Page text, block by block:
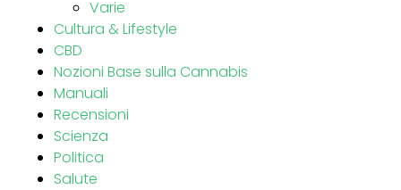
Varie
Cultura & Lifestyle
CBD
Nozioni Base sulla Cannabis
Manuali
Recensioni
Scienza
Politica
Salute